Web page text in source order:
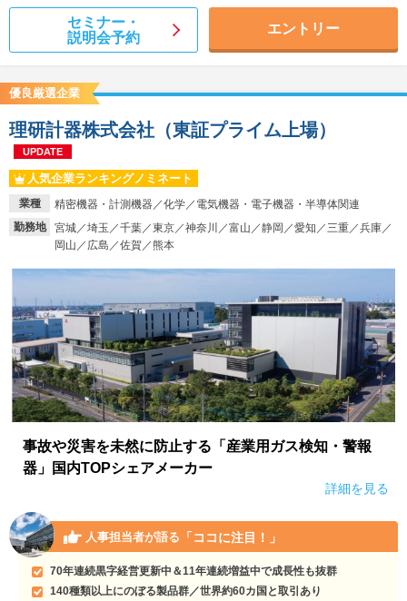
セミナー・
説明会予約
エントリー
優良厳選企業
業種
精密機器・計測機器／化学／電気機器・電子機器・半導体関連
勤務地
宮城／埼玉／千葉／東京／神奈川／富山／静岡／愛知／三重／兵庫／
岡山／広島／佐賀／熊本
理研計器株式会社（東証プライム上場）
UPDATE
人気企業ランキングノミネート
事故や災害を未然に防止する「産業用ガス検知・警報
器」国内TOPシェアメーカー
詳細を見る
人事担当者が語る 「ココに注目！」
70年連続黒字経営更新中＆11年連続増益中で成長性も抜群
140種類以上にのぼる製品群／世界約60カ国と取引あり